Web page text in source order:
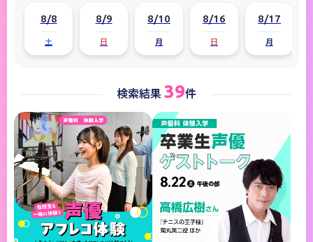
8/8
土
8/9
日
8/10
月
8/16
日
8/17
月
検索結果39件